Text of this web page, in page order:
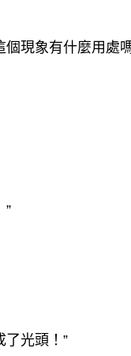
現象有什麼用處
”
光頭！”